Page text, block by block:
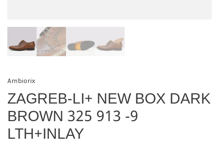
Ambiorix
ZAGREB-LI+ NEW BOX DARK
BROWN 325 913 -9
LTH+INLAY